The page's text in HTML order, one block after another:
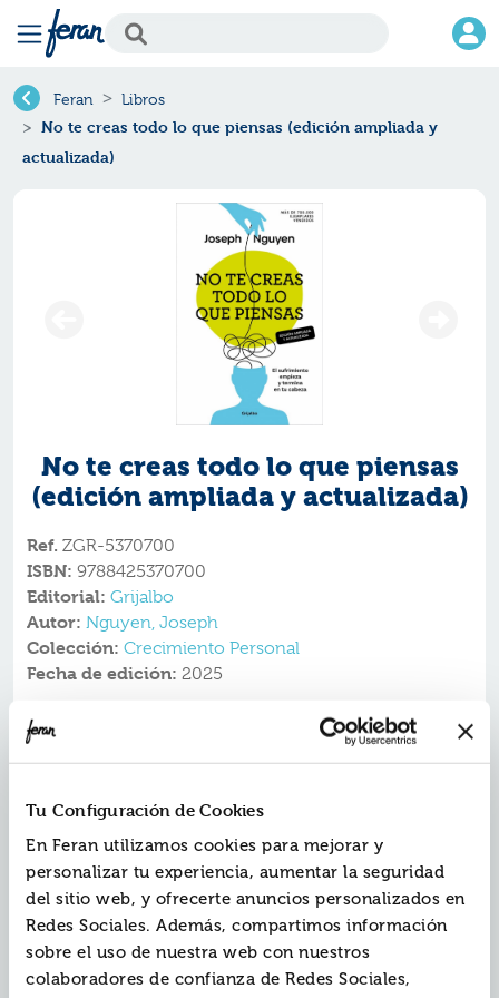
Tu Configuración de Cookies
En Feran utilizamos cookies para mejorar y
personalizar tu experiencia, aumentar la seguridad
del sitio web, y ofrecerte anuncios personalizados en
Redes Sociales. Además, compartimos información
sobre el uso de nuestra web con nuestros
colaboradores de confianza de Redes Sociales,
Feran Libros
No te creas todo lo que piensas (edición ampliada y
actualizada)
No te creas todo lo que piensas
(edición ampliada y actualizada)
Ref. ZGR-5370700
ISBN: 9788425370700
Editorial: Grijalbo
Autor: Nguyen, Joseph
Colección: Crecimiento Personal
Fecha de edición: 2025
El dolor es inevitable, pero el sufrimiento es opcional.
Vuelve a confiar en tu mente.
millones de lectores a superar la ansiedad, las dudas
motivación o la fuerza de voluntad.
«Soluciones fáciles y brillantes para dejar de pensar
demasiado».
Francesc Miralles
«Una guía inspiradora».
Deepak Chopra
¿Por qué creemos lo que creemos? ¿Qué hace que